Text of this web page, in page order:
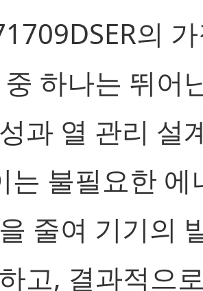
의
하나는 뛰어
과 열 관리 설
는 불필요한 에
줄여 기기의
고, 결과적으